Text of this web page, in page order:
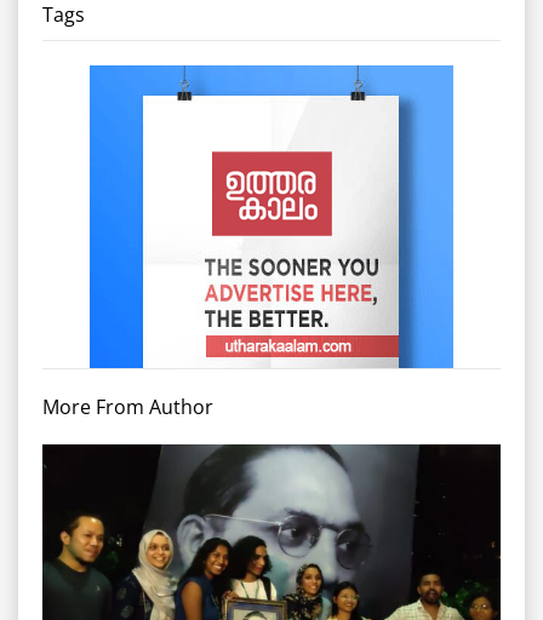
Tags
More From Author